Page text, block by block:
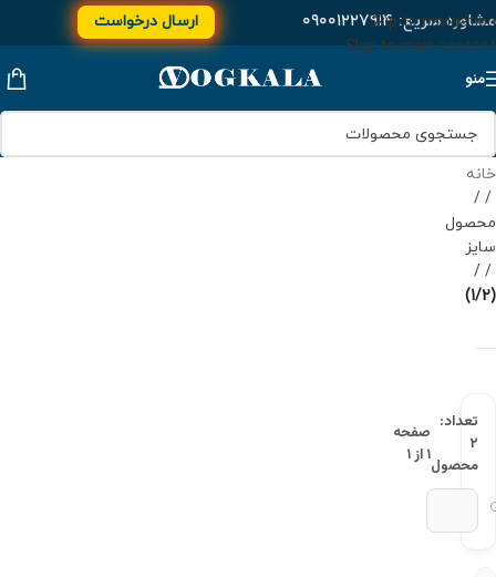
Skip to navigation
Skip to main content
مشاوره سریع:۰۹۰۰۱۲۲۷۹۱۴ ارسال درخواست
منو
خانه
/
محصول
سایز
/
(1/2)
تعداد:
۲
محصول
صفحه
۱ از ۱